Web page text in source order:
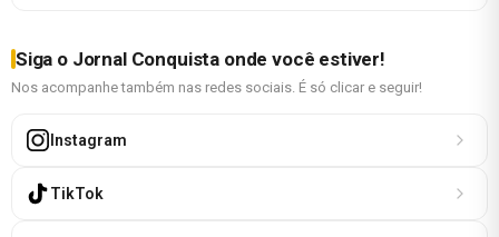
Siga o Jornal Conquista onde você estiver!
Nos acompanhe também nas redes sociais. É só clicar e seguir!
Instagram
TikTok